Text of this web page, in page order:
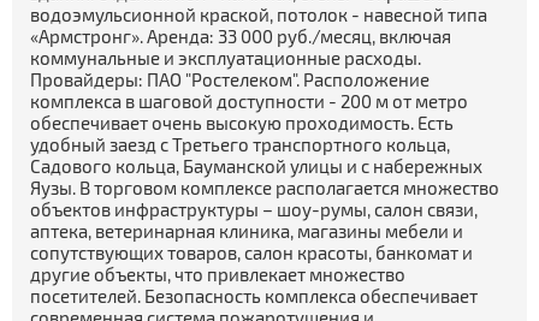
водоэмульсионной краской, потолок - навесной типа
«Армстронг». Аренда: 33 000 руб./месяц, включая
коммунальные и эксплуатационные расходы.
Провайдеры: ПАО "Ростелеком". Расположение
комплекса в шаговой доступности - 200 м от метро
обеспечивает очень высокую проходимость. Есть
удобный заезд с Третьего транспортного кольца,
Садового кольца, Бауманской улицы и с набережных
Яузы. В торговом комплексе располагается множество
объектов инфраструктуры – шоу-румы, салон связи,
аптека, ветеринарная клиника, магазины мебели и
сопутствующих товаров, салон красоты, банкомат и
другие объекты, что привлекает множество
посетителей. Безопасность комплекса обеспечивает